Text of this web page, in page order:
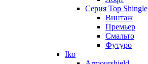
Серия Top Shingle
Винтаж
Премьер
Смальто
Футуро
Iko